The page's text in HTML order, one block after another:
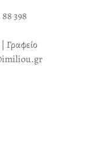
398
Γραφείο